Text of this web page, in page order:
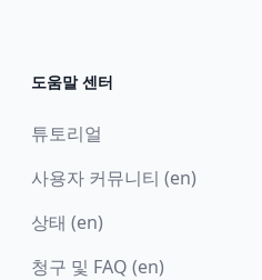
도움말 센터
튜토리얼
사용자 커뮤니티 (en)
상태 (en)
청구 및 FAQ (en)